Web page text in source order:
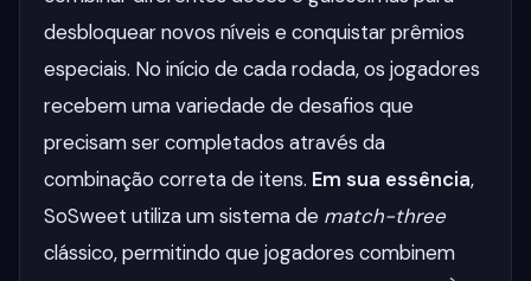
desbloquear novos níveis e conquistar prêmios
especiais. No início de cada rodada, os jogadores
recebem uma variedade de desafios que
precisam ser completados através da
combinação correta de itens. Em sua essência,
SoSweet utiliza um sistema de match-three
clássico, permitindo que jogadores combinem